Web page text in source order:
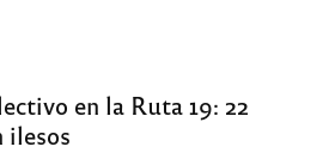
en la Ruta 19: 22
ilesos